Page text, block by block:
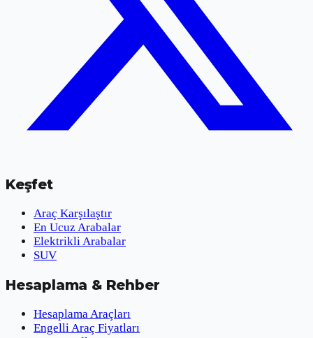
Keşfet
Araç Karşılaştır
En Ucuz Arabalar
Elektrikli Arabalar
SUV
Hesaplama & Rehber
Hesaplama Araçları
Engelli Araç Fiyatları